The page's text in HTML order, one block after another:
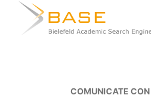
COMUNICATE